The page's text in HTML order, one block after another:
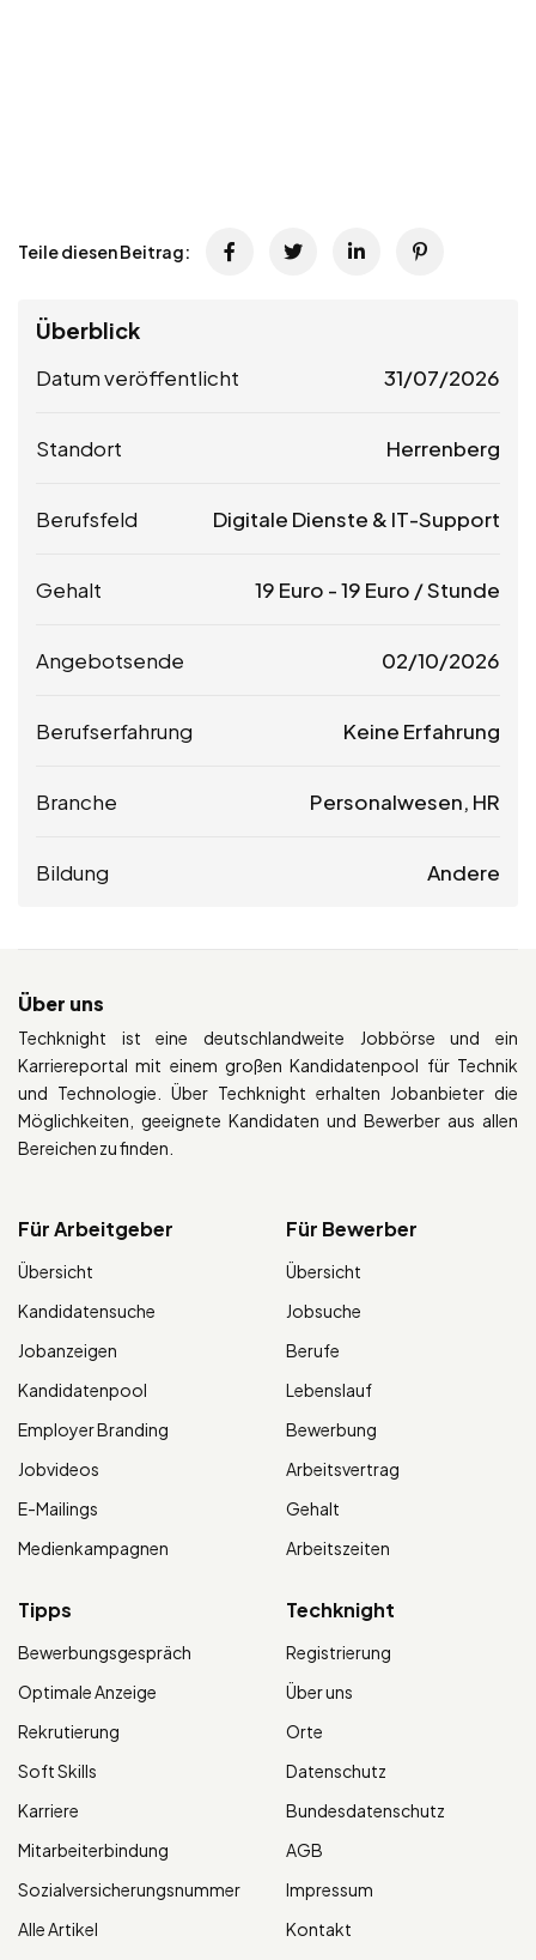
Teile diesen Beitrag:
Überblick
Datum veröffentlicht 31/07/2026
Standort Herrenberg
Berufsfeld Digitale Dienste & IT-Support
Gehalt 19 Euro -19 Euro / Stunde
Angebotsende 02/10/2026
Berufserfahrung Keine Erfahrung
Branche Personalwesen, HR
Bildung Andere
Über uns
Techknight ist eine deutschlandweite Jobbörse und ein
Karriereportal mit einem großen Kandidatenpool für Technik
und Technologie. Über Techknight erhalten Jobanbieter die
Möglichkeiten, geeignete Kandidaten und Bewerber aus allen
Bereichen zu finden.
Für Arbeitgeber
Übersicht
Kandidatensuche
Jobanzeigen
Kandidatenpool
Employer Branding
Jobvideos
E-Mailings
Medienkampagnen
Für Bewerber
Übersicht
Jobsuche
Berufe
Lebenslauf
Bewerbung
Arbeitsvertrag
Gehalt
Arbeitszeiten
Tipps
Bewerbungsgespräch
Optimale Anzeige
Rekrutierung
Soft Skills
Karriere
Mitarbeiterbindung
Sozialversicherungsnummer
Alle Artikel
Techknight
Registrierung
Über uns
Orte
Datenschutz
Bundesdatenschutz
AGB
Impressum
Kontakt